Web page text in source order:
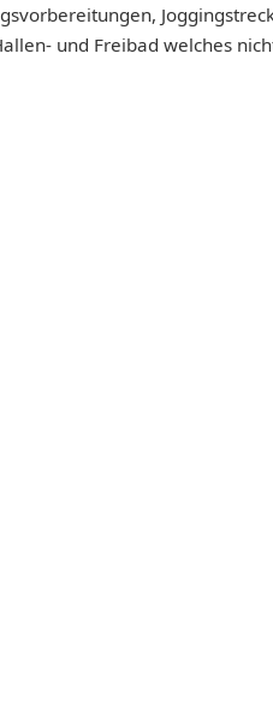
und Freibad welches